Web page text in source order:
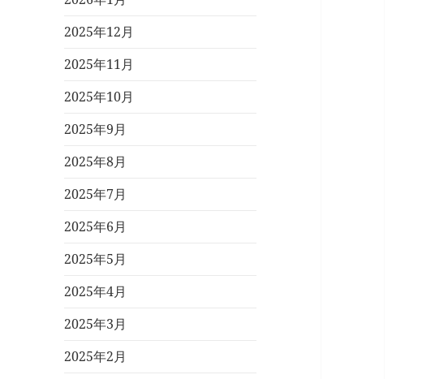
2025年12月
2025年11月
2025年10月
2025年9月
2025年8月
2025年7月
2025年6月
2025年5月
2025年4月
2025年3月
2025年2月